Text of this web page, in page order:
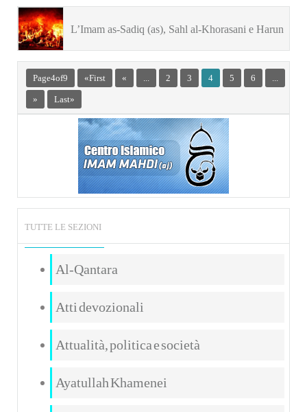
L’Imam as-Sadiq (as), Sahl al-Khorasani e Harun
al-Makki
Page 4 of 9 « First « ... 2 3 4 5 6 ...
» Last »
TUTTE LE SEZIONI
Al-Qantara
Atti devozionali
Attualità, politica e società
Ayatullah Khamenei